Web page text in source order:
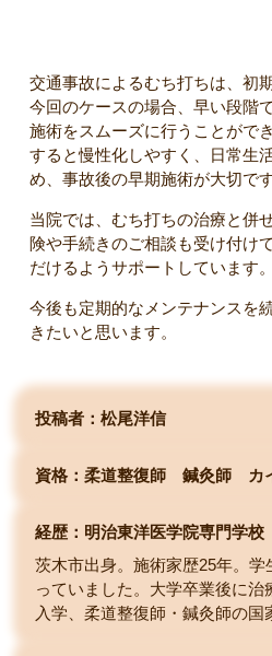
交通事故によるむち打ちは、初
今回のケースの場合、早い段階
施術をスムーズに行うことがで
すると慢性化しやすく、日常生
め、事故後の早期施術が大切です
当院では、むち打ちの治療と併
険や手続きのご相談も受け付け
だけるようサポートしています。
今後も定期的なメンテナンスを
きたいと思います。
投稿者：松尾洋信
資格：柔道整復師 鍼灸師 カ
経歴：明治東洋医学院専門学校
茨木市出身。施術家歴25年。
っていました。大学卒業後に
入学、柔道整復師・鍼灸師の国